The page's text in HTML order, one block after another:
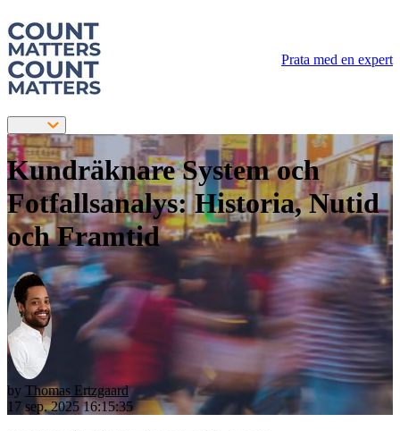
Prata med en expert
Kundräknare System och
Fotfallsanalys: Historia, Nutid
och Framtid
by Thomas Ertzgaard
17 sep. 2025 16:15:35